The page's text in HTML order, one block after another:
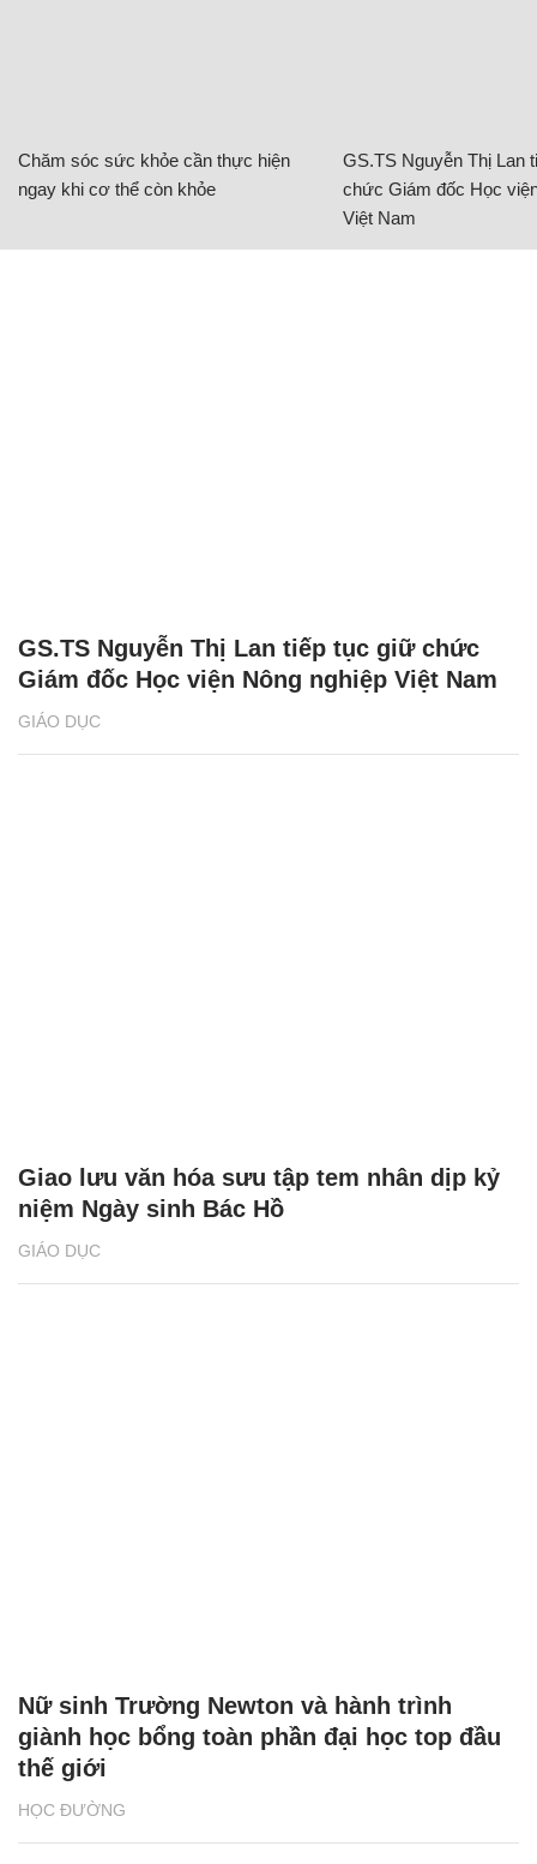
Chăm sóc sức khỏe cần thực hiện
ngay khi cơ thể còn khỏe
GS.TS Nguyễn Thị Lan
chức Giám đốc Học
Việt Nam
GIÁO DỤC
GS.TS Nguyễn Thị Lan tiếp tục giữ chức
Giám đốc Học viện Nông nghiệp Việt Nam
GIÁO DỤC
Giao lưu văn hóa sưu tập tem nhân dịp kỷ
niệm Ngày sinh Bác Hồ
HỌC ĐƯỜNG
Nữ sinh Trường Newton và hành trình
giành học bổng toàn phần đại học top đầu
thế giới